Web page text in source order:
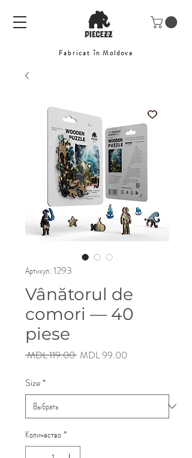
Fabricat în Moldova
Артикул: 1293
Vânătorul de
comori — 40
piese
MDL 119.00 Обычная
MDL 99.00
Size*
Количество*